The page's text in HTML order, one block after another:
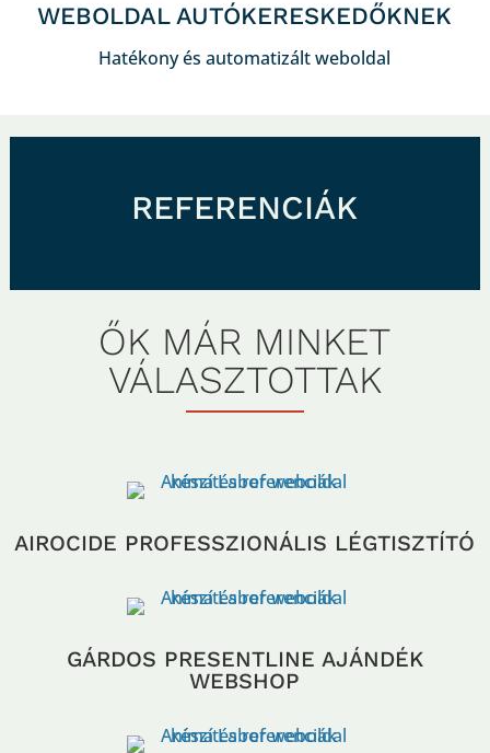
WEBOLDAL AUTÓKERESKEDŐKNEK
Hatékony és automatizált weboldal
REFERENCIÁK
ŐK MÁR MINKET
VÁLASZTOTTAK
AIROCIDE PROFESSZIONÁLIS LÉGTISZTÍTÓ
GÁRDOS PRESENTLINE AJÁNDÉK
WEBSHOP